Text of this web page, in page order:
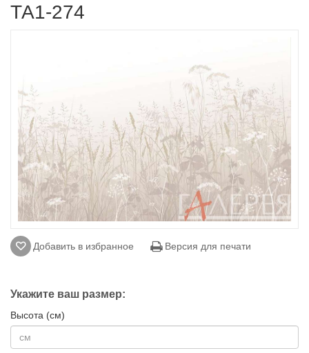
ТА1-274
Добавить в избранное Версия для печати
Укажите ваш размер:
Высота (см)